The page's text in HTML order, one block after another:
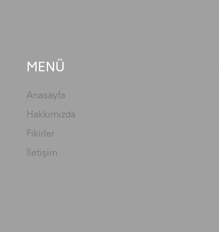
MENÜ
Anasayfa
Hakkımızda
Fikirler
İletişim